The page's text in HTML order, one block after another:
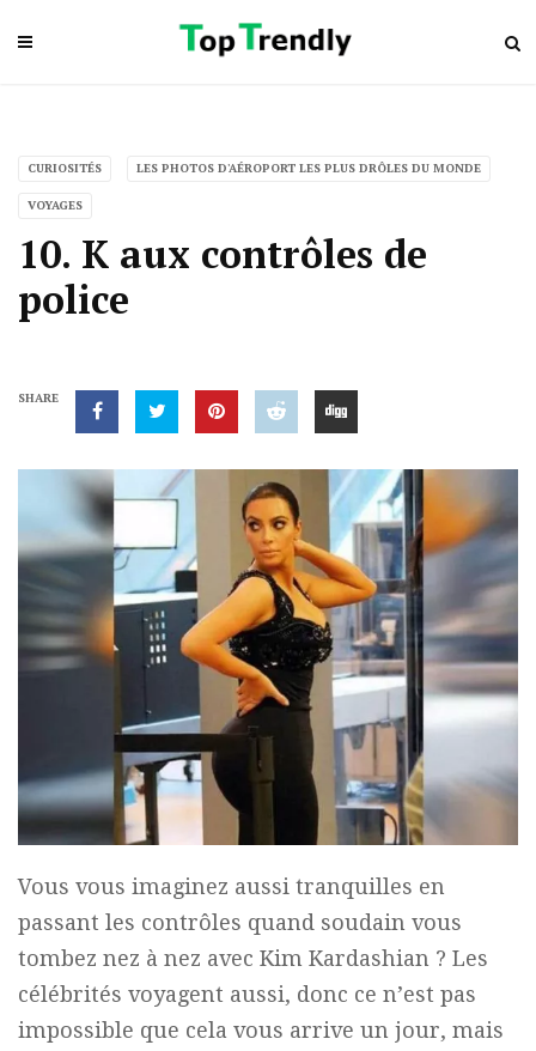
CURIOSITÉS LES PHOTOS D'AÉROPORT LES PLUS DRÔLES DU MONDE
VOYAGES
10. K aux contrôles de
police
SHARE
Vous vous imaginez aussi tranquilles en
passant les contrôles quand soudain vous
tombez nez à nez avec Kim Kardashian ? Les
célébrités voyagent aussi, donc ce n’est pas
impossible que cela vous arrive un jour, mais